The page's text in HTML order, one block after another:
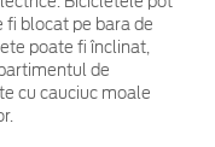
blocat pe bara de
poate fi înclinat,
de
cu cauciuc moale